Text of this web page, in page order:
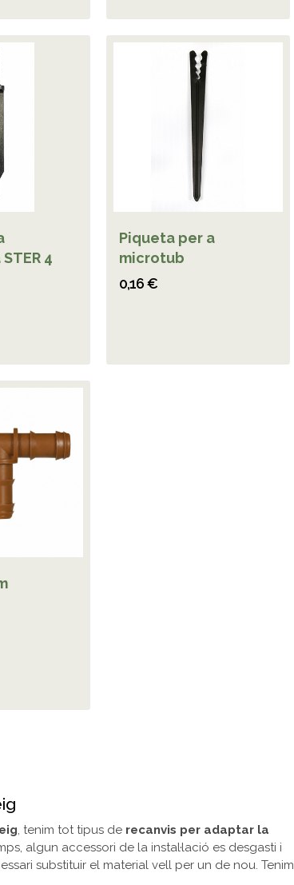
4
Piqueta per a
microtub
0,16 €
, tenim tot tipus de recanvis per adaptar la
algun accessori de la instal·lació es desgasti i
substituir el material vell per un de nou. Tenim